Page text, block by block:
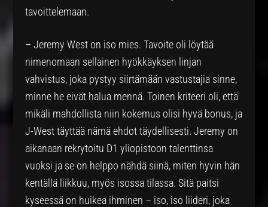
tavoittelemaan.
– Jeremy West on iso mies. Tavoite oli löytää
nimenomaan sellainen hyökkäyksen linjan
vahvistus, joka pystyy siirtämään vastustajia sinne,
minne he eivät halua mennä. Toinen kriteeri oli, että
mikäli mahdollista niin kokemus olisi hyvä bonus, ja
J-West täyttää nämä ehdot täydellisesti. Jeremy on
aikanaan rekrytoitu D1 yliopistoon talenttinsa
vuoksi ja se on helppo nähdä siinä, miten hyvin hän
kentällä liikkuu, myös isossa tilassa. Sitä paitsi
kyseessä on huikea ihminen – iso, iso liideri, joka